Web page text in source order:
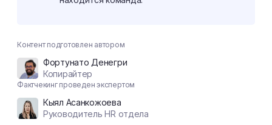
Контент подготовлен автором
Фортунато Денегри
Копирайтер
Фактчекинг проведен экспертом
Кыял Асанкожоева
Руководитель HR отдела